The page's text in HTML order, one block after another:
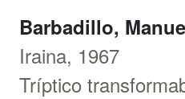
Barbadillo,
Iraina, 1967
Tríptico